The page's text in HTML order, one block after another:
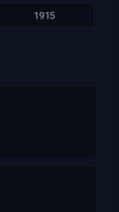
1915